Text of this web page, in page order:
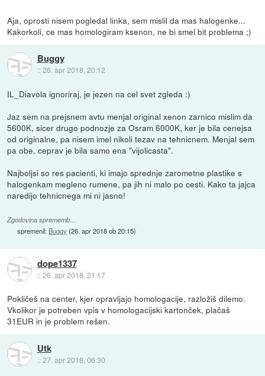
Aja, oprosti nisem pogledal linka, sem mislil da mas halogenke...
Kakorkoli, ce mas homologiram ksenon, ne bi smel bit problema ;)
Buggy
::26. apr 2018, 20:12
IL_Diavola ignoriraj, je jezen na cel svet zgleda :)
Jaz sem na prejsnem avtu menjal original xenon zarnico mislim da
5600K, sicer drugo podnozje za Osram 6000K, ker je bila cenejsa
od originalne, pa nisem imel nikoli tezav na tehnicnem. Menjal sem
pa obe, ceprav je bila samo ena "vijolicasta".
Najboljsi so res pacienti, ki imajo sprednje zarometne plastike s
halogenkam megleno rumene, pa jih ni malo po cesti. Kako ta jajca
naredijo tehnicnega mi ni jasno!
Zgodovina sprememb…
spremenil: Buggy (26. apr 2018 ob 20:15)
dope1337
::26. apr 2018, 21:17
Pokličeš na center, kjer opravljajo homologacije, razložiš dilemo.
Vkolikor je potreben vpis v homologacijski kartonček, plačaš
31EUR in je problem rešen.
Utk
::27. apr 2018, 06:30